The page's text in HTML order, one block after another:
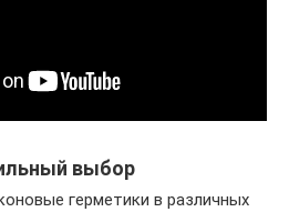
выбор
герметики в различных